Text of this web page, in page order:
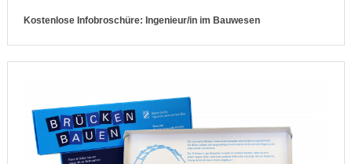
Kostenlose Infobroschüre: Ingenieur/in im Bauwesen